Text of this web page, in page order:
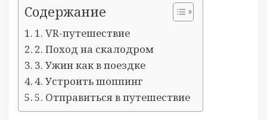
Содержание
1. VR-путешествие
2. Поход на скалодром
3. Ужин как в поездке
4. Устроить шоппинг
5. Отправиться в путешествие